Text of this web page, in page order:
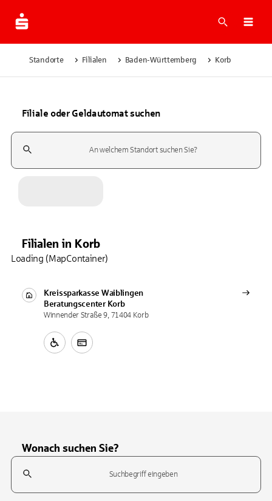
Suche
Standorte Filialen Baden-Württemberg Korb
Filiale oder Geldautomat suchen
Suchfeld
Filialen in Korb
Kreissparkasse Waiblingen
Beratungscenter Korb
Winnender Straße 9, 71404 Korb
Loading (MapContainer)
Wonach suchen Sie?
Suchfeld